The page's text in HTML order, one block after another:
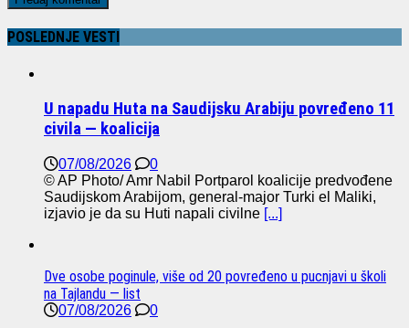
POSLEDNJE VESTI
U napadu Huta na Saudijsku Arabiju povređeno 11
civila — koalicija
07/08/2026
0
© AP Photo/ Amr Nabil Portparol koalicije predvođene
Saudijskom Arabijom, general-major Turki el Maliki,
izjavio je da su Huti napali civilne [...]
Dve osobe poginule, više od 20 povređeno u pucnjavi u školi
na Tajlandu — list
07/08/2026 0